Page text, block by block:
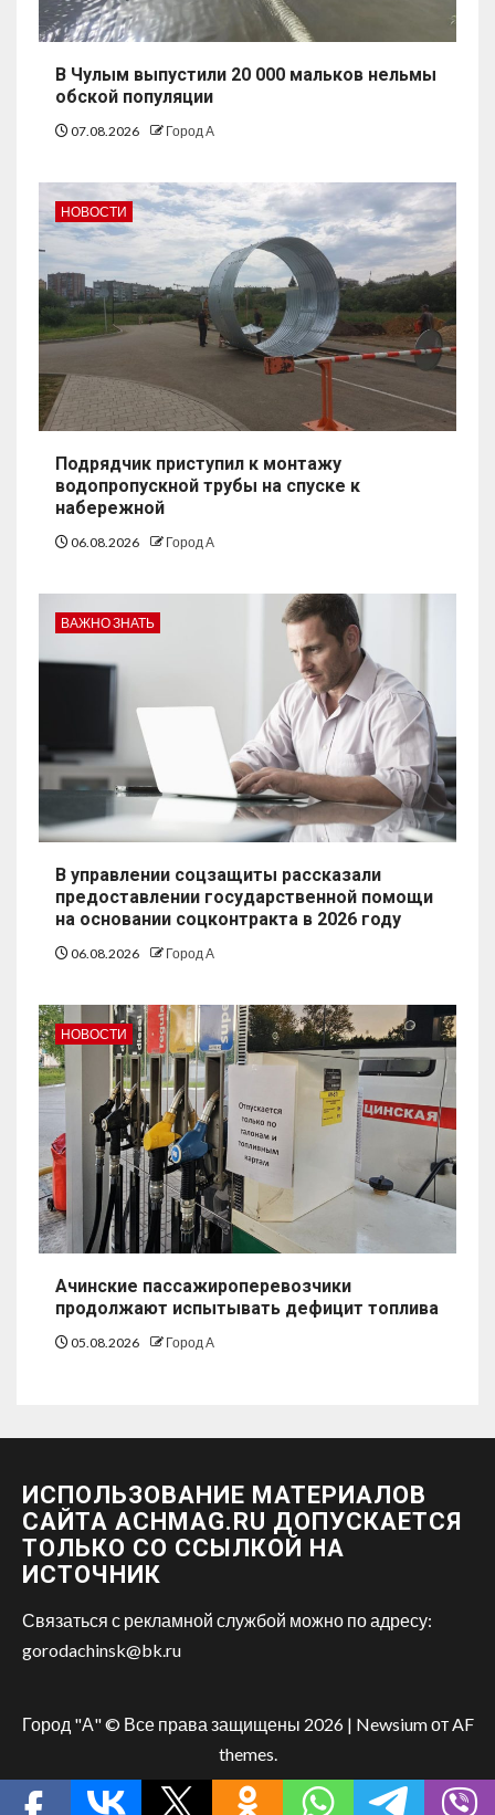
В Чулым выпустили 20 000 мальков нельмы
обской популяции
07.08.2026 Город А
НОВОСТИ
Подрядчик приступил к монтажу
водопропускной трубы на спуске к
набережной
06.08.2026 Город А
ВАЖНО ЗНАТЬ
В управлении соцзащиты рассказали
предоставлении государственной помощи
на основании соцконтракта в 2026 году
06.08.2026 Город А
НОВОСТИ
Ачинские пассажироперевозчики
продолжают испытывать дефицит топлива
05.08.2026 Город А
ИСПОЛЬЗОВАНИЕ МАТЕРИАЛОВ
САЙТА ACHMAG.RU ДОПУСКАЕТСЯ
ТОЛЬКО СО ССЫЛКОЙ НА
ИСТОЧНИК
Связаться с рекламной службой можно по адресу:
gorodachinsk@bk.ru
Город "А" © Все права защищены 2026 | Newsiumот AF
themes.